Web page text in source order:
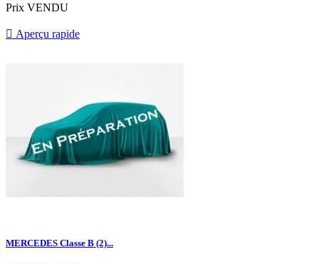
Prix VENDU
 Aperçu rapide
MERCEDES Classe B (2)...